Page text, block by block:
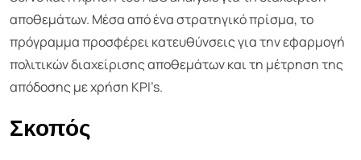
αποθεμάτων. Μέσα από ένα στρατηγικό πρίσμα, το
πρόγραμμα προσφέρει κατευθύνσεις για την εφαρμογή
πολιτικών διαχείρισης αποθεμάτων και τη μέτρηση της
απόδοσης με χρήση KPI’s.
Σκοπός